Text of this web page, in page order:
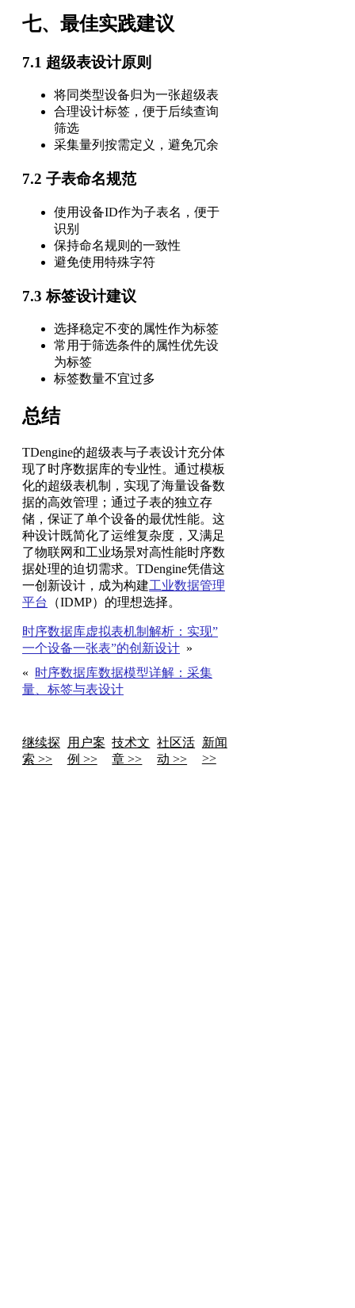
七、最佳实践建议
7.1 超级表设计原则
将同类型设备归为一张超级表
合理设计标签，便于后续查询
筛选
采集量列按需定义，避免冗余
7.2 子表命名规范
使用设备ID作为子表名，便于
识别
保持命名规则的一致性
避免使用特殊字符
7.3 标签设计建议
选择稳定不变的属性作为标签
常用于筛选条件的属性优先设
为标签
标签数量不宜过多
总结
TDengine的超级表与子表设计充分体
现了时序数据库的专业性。通过模板
化的超级表机制，实现了海量设备数
据的高效管理；通过子表的独立存
储，保证了单个设备的最优性能。这
种设计既简化了运维复杂度，又满足
了物联网和工业场景对高性能时序数
据处理的迫切需求。TDengine凭借这
一创新设计，成为构建工业数据管理
平台
（IDMP）的理想选择。
时序数据库虚拟表机制解析：实现”
一个设备一张表”的创新设计 »
« 时序数据库数据模型详解：采集
量、标签与表设计
继续探
索 >>
用户案
例 >>
技术文
章 >>
社区活
动 >>
新闻
>>